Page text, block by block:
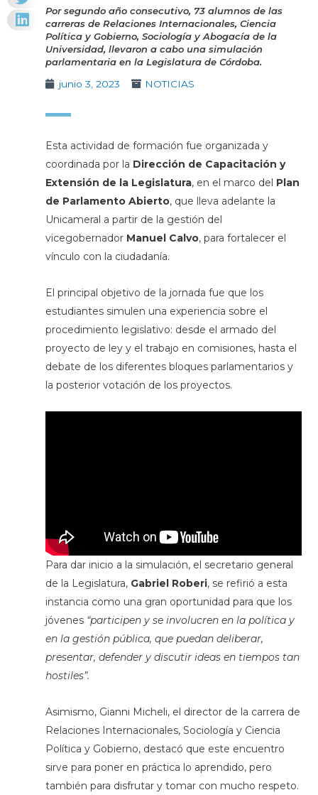
Por segundo año consecutivo, 73 alumnos de las
carreras de Relaciones Internacionales, Ciencia
Política y Gobierno, Sociología y Abogacía de la
Universidad, llevaron a cabo una simulación
parlamentaria en la Legislatura de Córdoba.
junio 3, 2023
NOTICIAS
Esta actividad de formación fue organizada y
coordinada por la Dirección de Capacitación y
Extensión de la Legislatura, en el marco del Plan
de Parlamento Abierto, que lleva adelante la
Unicameral a partir de la gestión del
vicegobernadorManuel Calvo, para fortalecer el
vínculo con la ciudadanía.
El principal objetivo de la jornada fue que los
estudiantes simulen una experiencia sobre el
procedimiento legislativo: desde el armado del
proyecto de ley y el trabajo en comisiones, hasta el
debate de los diferentes bloques parlamentarios y
la posterior votación de los proyectos.
Para dar inicio a la simulación, el secretario general
de la Legislatura,Gabriel Roberi, se refirió a esta
instancia como una gran oportunidad para que los
jóvenes“participen y se involucren en la política y
en la gestión pública, que puedan deliberar,
presentar, defender y discutir ideas en tiempos tan
hostiles”.
Asimismo, Gianni Micheli, el director de la carrera de
Relaciones Internacionales, Sociología y Ciencia
Política y Gobierno, destacó que este encuentro
sirve para poner en práctica lo aprendido, pero
también para disfrutar y tomar con mucho respeto.